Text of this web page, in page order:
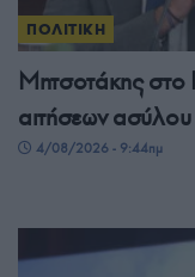
ΠΟΛΙΤΙΚΗ
Μητσοτάκης
αιτήσεων
4/08/2026 - 9:44πμ